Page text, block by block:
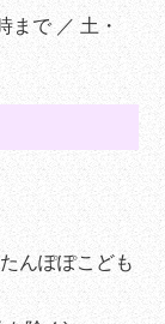
で ／ 土・
んぽぽこども